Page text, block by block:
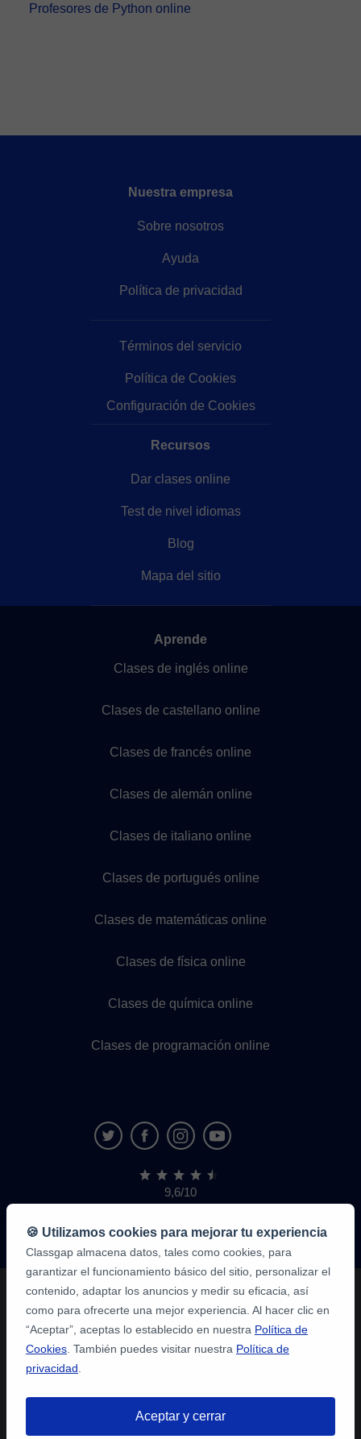
Profesores de Python online
Nuestra empresa
Sobre nosotros
Ayuda
Política de privacidad
Términos del servicio
Política de Cookies
Configuración de Cookies
Recursos
Dar clases online
Test de nivel idiomas
Blog
Mapa del sitio
Aprende
Clases de inglés online
Clases de castellano online
Clases de francés online
Clases de alemán online
Clases de italiano online
Clases de portugués online
Clases de matemáticas online
Clases de física online
Clases de química online
Clases de programación online
9,6/10
1.339.284
de
alumnos
🍪 Utilizamos cookies para mejorar tu experiencia
Classgap almacena datos, tales como cookies, para
garantizar el funcionamiento básico del sitio, personalizar el
contenido, adaptar los anuncios y medir su eficacia, así
como para ofrecerte una mejor experiencia. Al hacer clic en
“Aceptar”, aceptas lo establecido en nuestra Política de
Cookies . También puedes visitar nuestra Política de
privacidad
Aceptar y cerrar